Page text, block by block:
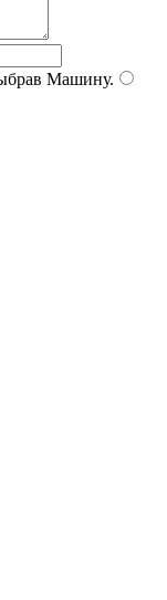
Машину.